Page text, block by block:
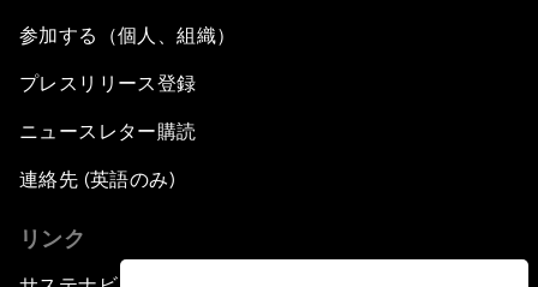
参加する（個人、組織）
プレスリリース登録
ニュースレター購読
連絡先 (英語のみ)
リンク